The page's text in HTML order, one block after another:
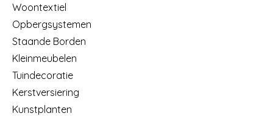
Woontextiel
Opbergsystemen
Staande Borden
Kleinmeubelen
Tuindecoratie
Kerstversiering
Kunstplanten